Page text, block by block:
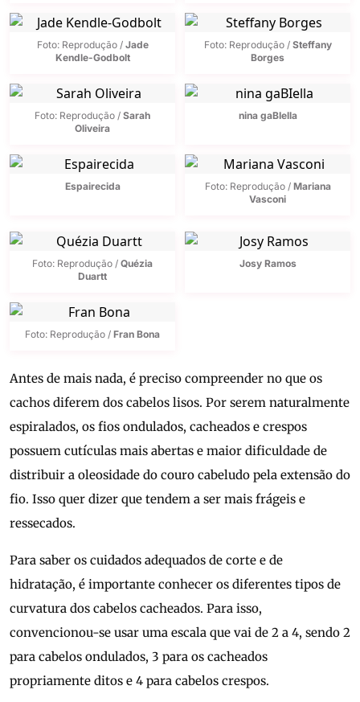
Foto: Reprodução / Jade
Kendle-Godbolt
Foto: Reprodução / Steffany
Borges
Foto: Reprodução / Sarah
Oliveira
nina gaBIella
Espairecida Foto: Reprodução / Mariana
Vasconi
Foto: Reprodução / Quézia
Duartt
Josy Ramos
Foto: Reprodução / Fran Bona
Antes de mais nada, é preciso compreender no que os
cachos diferem dos cabelos lisos. Por serem naturalmente
espiralados, os fios ondulados, cacheados e crespos
possuem cutículas mais abertas e maior dificuldade de
distribuir a oleosidade do couro cabeludo pela extensão do
fio. Isso quer dizer que tendem a ser mais frágeis e
ressecados.
Para saber os cuidados adequados de corte e de
hidratação, é importante conhecer os diferentes tipos de
curvatura dos cabelos cacheados. Para isso,
convencionou-se usar uma escala que vai de 2 a 4, sendo 2
para cabelos ondulados, 3 para os cacheados
propriamente ditos e 4 para cabelos crespos.